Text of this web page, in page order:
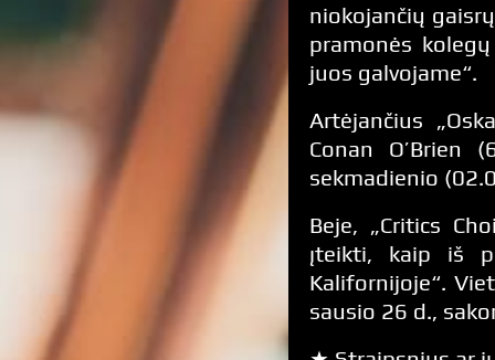
niokojančių
pramonės
juos galvojame“.
Artėjančius
Conan O’Brien
sekmadienio
Beje, „Critics
įteikti, kaip iš
Kalifornijoje“.
sausio 26 d.,